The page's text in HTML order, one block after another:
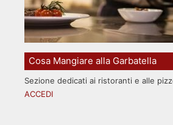
Cosa Mangiare alla Garbatella
Sezione dedicati ai ristoranti e alle
ACCEDI